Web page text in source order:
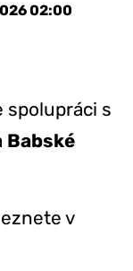
02:00
spolupráci s
Babské
v